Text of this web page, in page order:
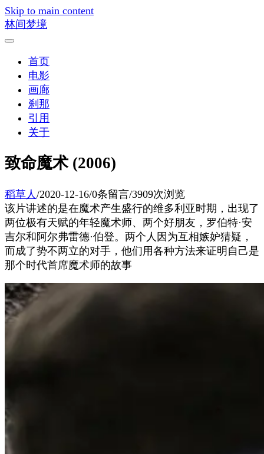
Skip to main content
林间梦境
首页
电影
画廊
刹那
引用
关于
致命魔术 (2006)
稻草人 /2020-12-16/0条留言/3909次浏览
该片讲述的是在魔术产生盛行的维多利亚时期，出现了
两位极有天赋的年轻魔术师、两个好朋友，罗伯特·安
吉尔和阿尔弗雷德·伯登。两个人因为互相嫉妒猜疑，
而成了势不两立的对手，他们用各种方法来证明自己是
那个时代首席魔术师的故事